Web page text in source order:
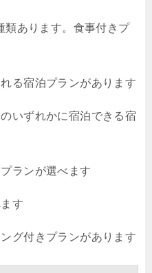
類あります。食事付きプ
る宿泊プランがあります
いずれかに宿泊できる宿
ランが選べます
す
グ付きプランがあります